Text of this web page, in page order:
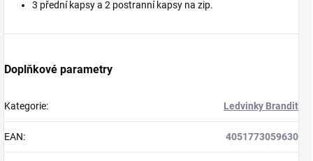
3 přední kapsy a 2 postranní kapsy na zip.
Doplňkové parametry
Kategorie: Ledvinky Brandit
EAN: 4051773059630